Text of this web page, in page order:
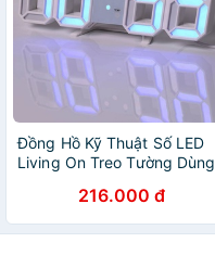
Đồng Hồ Kỹ Thuật Số LED
Living On Treo Tường Dùng
216.000 đ